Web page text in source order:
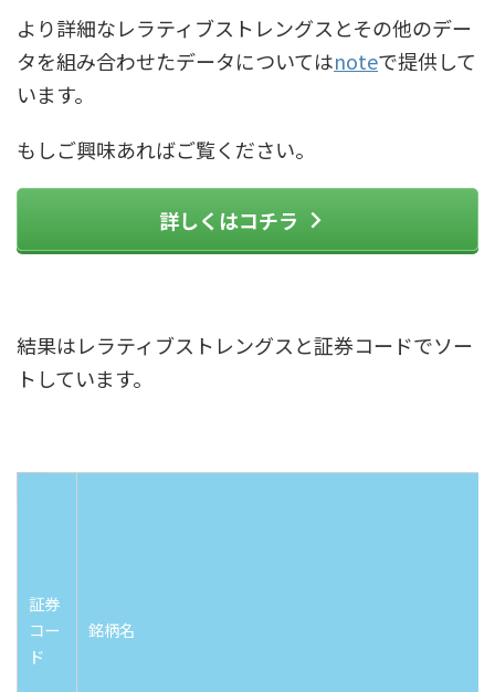
より詳細なレラティブストレングスとその他のデー
タを組み合わせたデータについてはnoteで提供して
います。
もしご興味あればご覧ください。
詳しくはコチラ
結果はレラティブストレングスと証券コードでソー
トしています。
証券
コー
ド
銘柄名